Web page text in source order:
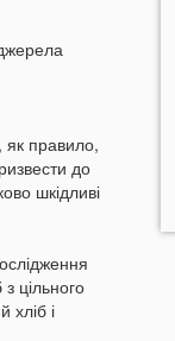
як правило,
до
шкідливі
цільного
хліб і